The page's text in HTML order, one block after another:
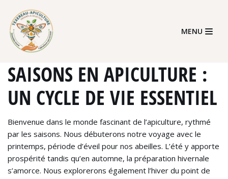
Skip
to
content
MENU
SAISONS EN APICULTURE :
UN CYCLE DE VIE ESSENTIEL
Bienvenue dans le monde fascinant de l’apiculture, rythmé
par les saisons. Nous débuterons notre voyage avec le
printemps, période d’éveil pour nos abeilles. L’été y apporte
prospérité tandis qu’en automne, la préparation hivernale
s’amorce. Nous explorerons également l’hiver du point de